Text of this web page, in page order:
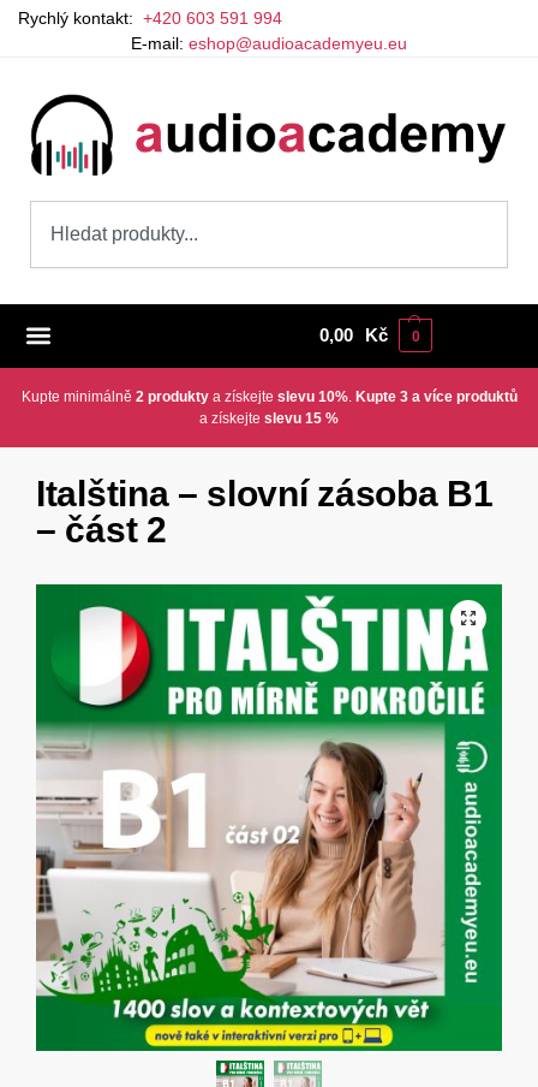
Rychlý kontakt: +420 603 591 994
E-mail: eshop@audioacademyeu.eu
0,00 Kč 0
Kupte minimálně 2 produktya získejte slevu 10%. Kupte 3 a více produktů
a získejte slevu 15 %
Italština – slovní zásoba B1
– část 2